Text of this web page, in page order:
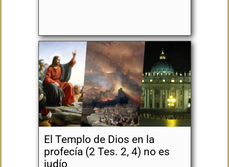
El Templo de Dios en la
profecía (2 Tes. 2, 4) no es
judío